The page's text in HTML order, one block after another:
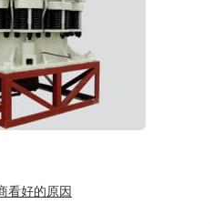
看好的原因